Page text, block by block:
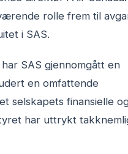
rolle frem til
i SAS.
SAS gjennomgått en
en omfattende
selskapets finansielle
har uttrykt